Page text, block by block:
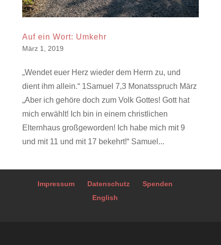
Auf ein Wort: Umkehr
März 1, 2019
„Wendet euer Herz wieder dem Herrn zu, und
dient ihm allein.“ 1Samuel 7,3 Monatsspruch März
„Aber ich gehöre doch zum Volk Gottes! Gott hat
mich erwählt! Ich bin in einem christlichen
Elternhaus großgeworden! Ich habe mich mit 9
und mit 11 und mit 17 bekehrt!“ Samuel...
Impressum Datenschutz
Spenden
English